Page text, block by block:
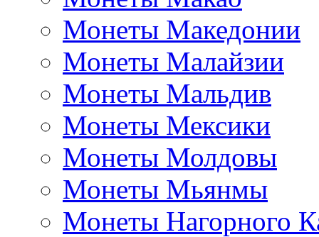
Монеты Македонии
Монеты Малайзии
Монеты Мальдив
Монеты Мексики
Монеты Молдовы
Монеты Мьянмы
Монеты Нагорного